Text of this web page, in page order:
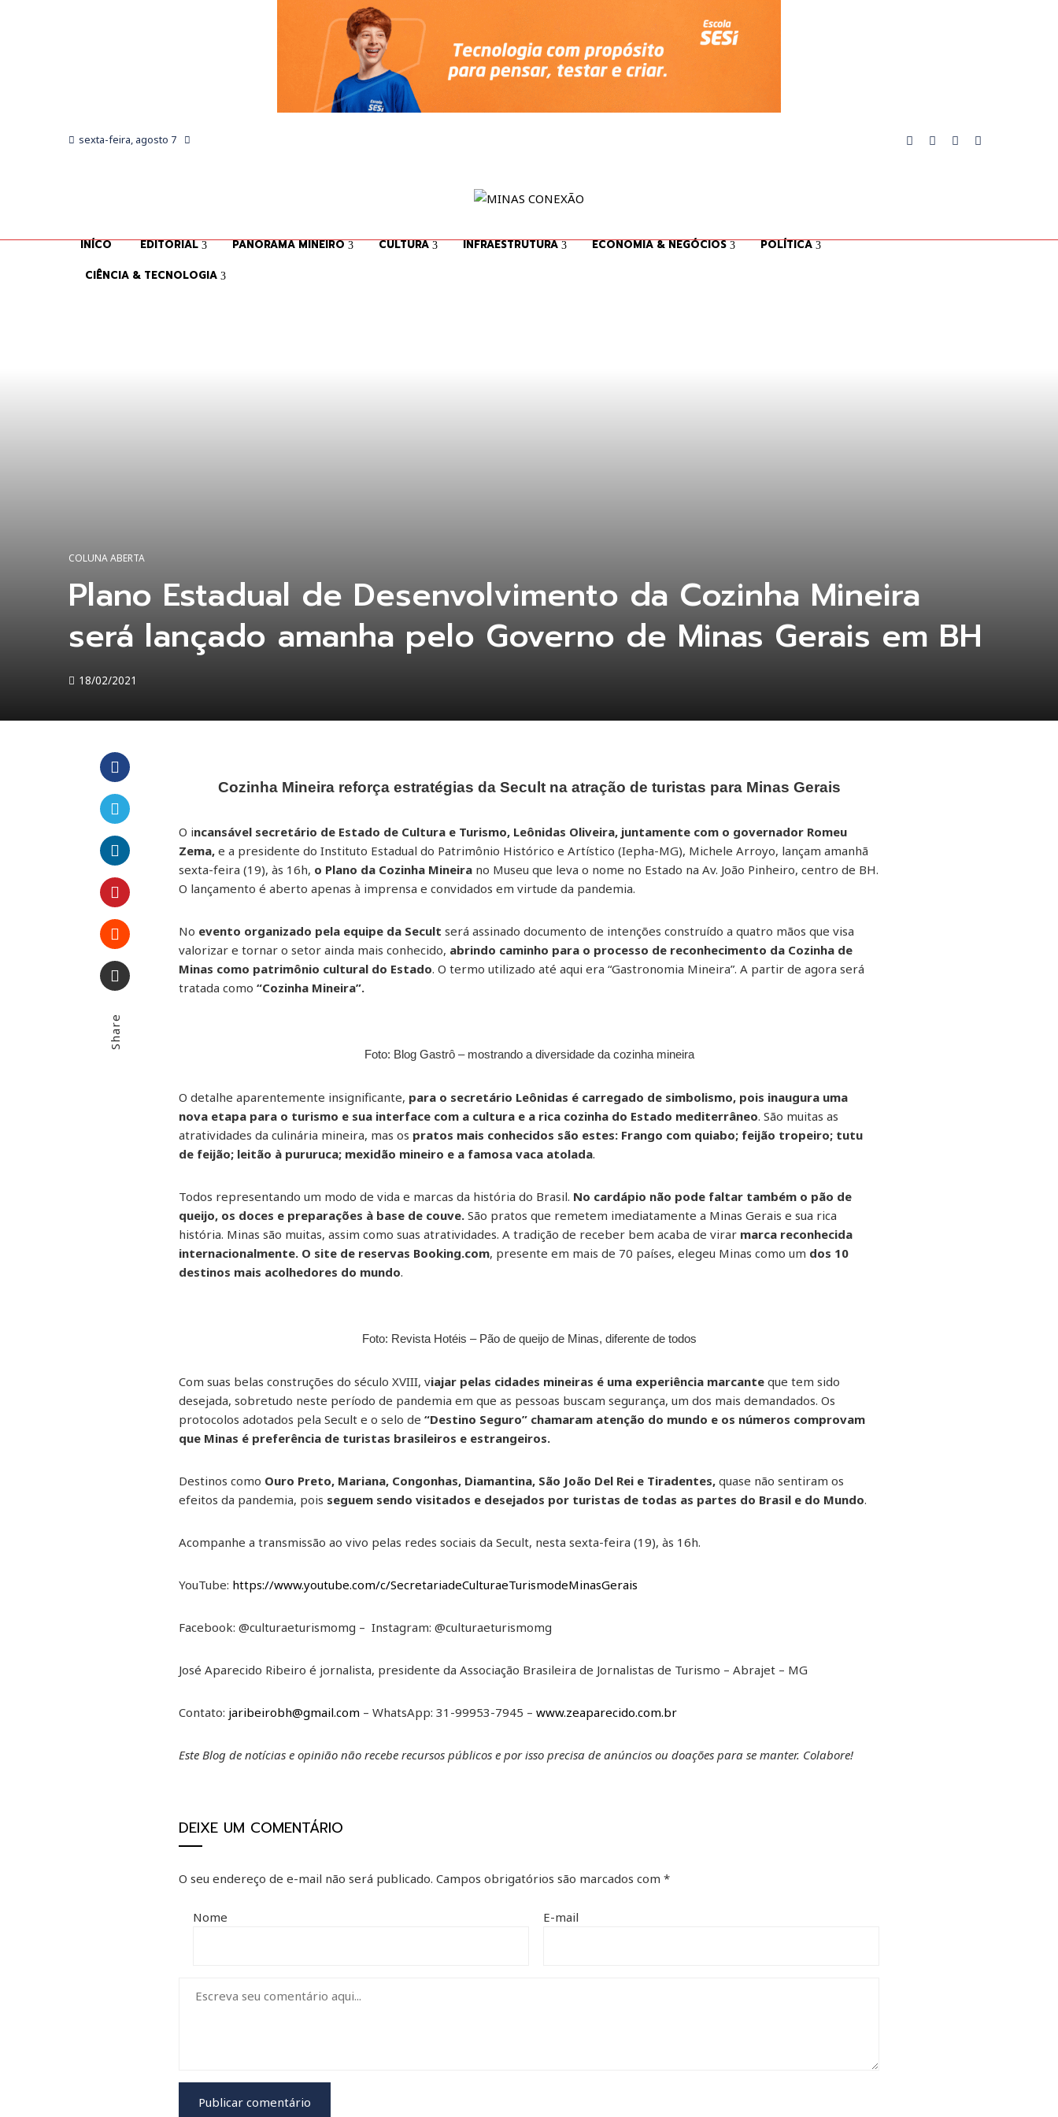
sexta-feira, agosto 7
INÍCO EDITORIAL PANORAMA MINEIRO CULTURA INFRAESTRUTURA ECONOMIA & NEGÓCIOS POLÍTICA
CIÊNCIA & TECNOLOGIA
COLUNA ABERTA
Plano Estadual de Desenvolvimento da Cozinha Mineira
será lançado amanha pelo Governo de Minas Gerais em BH
18/02/2021
Facebook
Twitter
LinkedIn
Pinterest
Stumbleupon
Share
Cozinha Mineira reforça estratégias da Secult na atração de turistas para Minas Gerais
O incansável secretário de Estado de Cultura e Turismo, Leônidas Oliveira, juntamente com o governador Romeu
Zema, e a presidente do Instituto Estadual do Patrimônio Histórico e Artístico (Iepha-MG), Michele Arroyo, lançam amanhã
sexta-feira (19), às 16h, o Plano da Cozinha Mineira no Museu que leva o nome no Estado na Av. João Pinheiro, centro de BH.
O lançamento é aberto apenas à imprensa e convidados em virtude da pandemia.
No evento organizado pela equipe da Secult será assinado documento de intenções construído a quatro mãos que visa
valorizar e tornar o setor ainda mais conhecido, abrindo caminho para o processo de reconhecimento da Cozinha de
Minas como patrimônio cultural do Estado. O termo utilizado até aqui era “Gastronomia Mineira”. A partir de agora será
tratada como“Cozinha Mineira”.
Foto: Blog Gastrô – mostrando a diversidade da cozinha mineira
O detalhe aparentemente insignificante, para o secretário Leônidas é carregado de simbolismo, pois inaugura uma
nova etapa para o turismo e sua interface com a cultura e a rica cozinha do Estado mediterrâneo. São muitas as
atratividades da culinária mineira, mas os pratos mais conhecidos são estes: Frango com quiabo; feijão tropeiro; tutu
de feijão; leitão à pururuca; mexidão mineiro e a famosa vaca atolada.
Todos representando um modo de vida e marcas da história do Brasil. No cardápio não pode faltar também o pão de
queijo, os doces e preparações à base de couve. São pratos que remetem imediatamente a Minas Gerais e sua rica
história. Minas são muitas, assim como suas atratividades. A tradição de receber bem acaba de virar marca reconhecida
internacionalmente. O site de reservas Booking.com, presente em mais de 70 países, elegeu Minas como um dos 10
destinos mais acolhedores do mundo.
Foto: Revista Hotéis – Pão de queijo de Minas, diferente de todos
Com suas belas construções do século XVIII, viajar pelas cidades mineiras é uma experiência marcante que tem sido
desejada, sobretudo neste período de pandemia em que as pessoas buscam segurança, um dos mais demandados. Os
protocolos adotados pela Secult e o selo de“Destino Seguro” chamaram atenção do mundo e os números comprovam
que Minas é preferência de turistas brasileiros e estrangeiros.
Destinos como Ouro Preto, Mariana, Congonhas, Diamantina, São João Del Rei e Tiradentes, quase não sentiram os
efeitos da pandemia, pois seguem sendo visitados e desejados por turistas de todas as partes do Brasil e do Mundo.
Acompanhe a transmissão ao vivo pelas redes sociais da Secult, nesta sexta-feira (19), às 16h.
YouTube: https://www.youtube.com/c/SecretariadeCulturaeTurismodeMinasGerais
Facebook: @culturaeturismomg – Instagram: @culturaeturismomg
José Aparecido Ribeiro é jornalista, presidente da Associação Brasileira de Jornalistas de Turismo – Abrajet – MG
Contato: jaribeirobh@gmail.com – WhatsApp: 31-99953-7945 –www.zeaparecido.com.br
Este Blog de notícias e opinião não recebe recursos públicos e por isso precisa de anúncios ou doações para se manter. Colabore!
DEIXE UM COMENTÁRIO
O seu endereço de e-mail não será publicado. Campos obrigatórios são marcados com*
Nome E-mail